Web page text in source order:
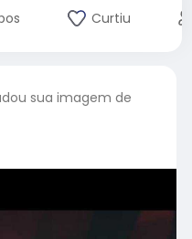
Curtiu
sua imagem de